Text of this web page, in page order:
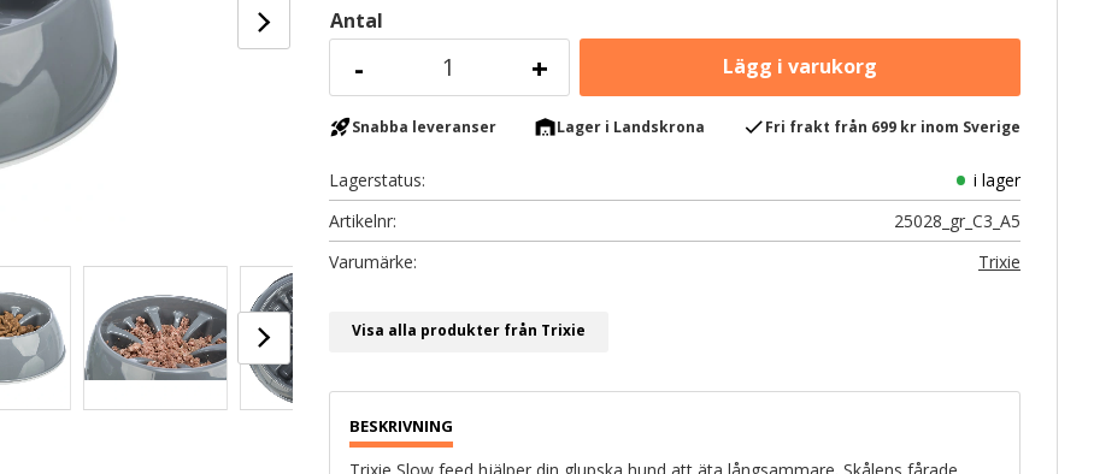
Antal
+
-
rocket_launchSnabba leveranser warehouseLager i Landskrona checkFri frakt från 699 kr inom Sverige
Lagerstatus
i lager
Artikelnr
25028_gr_C3_A5
Trixie
Visa alla produkter från Trixie